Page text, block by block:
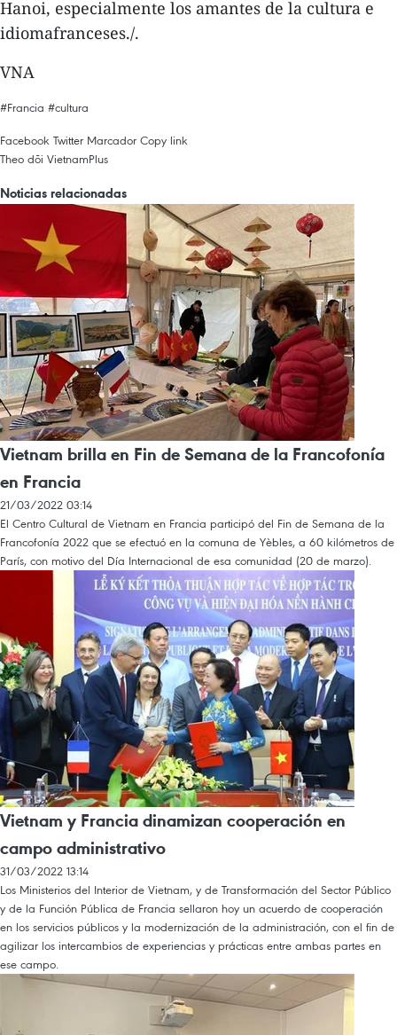
Hanoi, especialmente los amantes de la cultura e
idiomafranceses./.
VNA
#Francia #cultura
Facebook Twitter Marcador Copy link
Theo dõi VietnamPlus
Noticias relacionadas
Vietnam brilla en Fin de Semana de la Francofonía
en Francia
21/03/2022 03:14
El Centro Cultural de Vietnam en Francia participó del Fin de Semana de la
Francofonía 2022 que se efectuó en la comuna de Yèbles, a 60 kilómetros de
París, con motivo del Día Internacional de esa comunidad (20 de marzo).
Vietnam y Francia dinamizan cooperación en
campo administrativo
31/03/2022 13:14
Los Ministerios del Interior de Vietnam, y de Transformación del Sector Público
y de la Función Pública de Francia sellaron hoy un acuerdo de cooperación
en los servicios públicos y la modernización de la administración, con el fin de
agilizar los intercambios de experiencias y prácticas entre ambas partes en
ese campo.